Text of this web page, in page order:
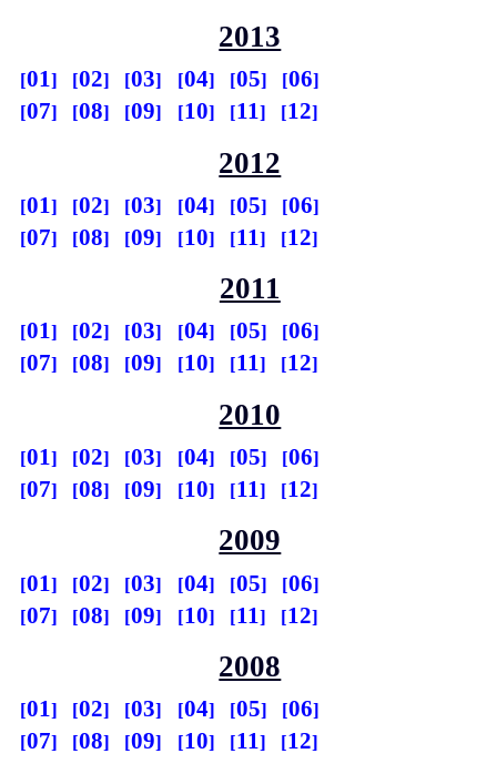
2013
01 02 03 04 05
06
07
08 09 10 11 12
2012
01 02 03 04 05
06
07
08 09 10 11 12
2011
01 02 03 04 05
06
07
08 09 10 11 12
2010
01 02 03 04 05
06
07
08 09 10 11 12
2009
01 02 03 04 05
06
07
08 09 10 11 12
2008
01 02 03 04 05
06
07
08 09 10 11 12